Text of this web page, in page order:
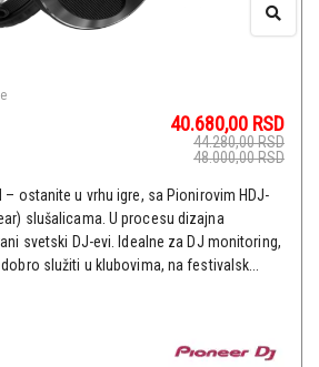
40.680,00 RSD
44.280,00RSD
48.000,00RSD
ostanite u vrhu igre, sa Pionirovim HDJ-
slušalicama. U procesu dizajna
svetski DJ-evi. Idealne za DJ monitoring,
služiti u klubovima, na festivalsk...